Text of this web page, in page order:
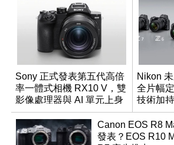
Sony 正式發表第五代高倍
率一體式相機 RX10 V，雙
影像處理器與 AI 單元上身
Nikon
全片幅
技術加
Canon EOS R8
發表？EOS R10